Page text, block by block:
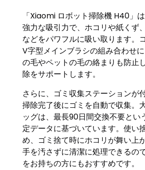
「Xiaomi ロボット掃除機 H40」
強力な吸引力で、ホコリや紙くず
などをパワフルに吸い取ります。
V字型メインブラシの組み合わせ
の毛やペットの毛の絡まりも防止
除をサポートします。
さらに、ゴミ収集ステーションが
掃除完了後にゴミを自動で収集。
ッグは、最長90日間交換不要とい
定データに基づいています。使い
め、ゴミ捨て時にホコリが舞い上
手を汚さずに清潔に処理できるの
をお持ちの方にもおすすめです。